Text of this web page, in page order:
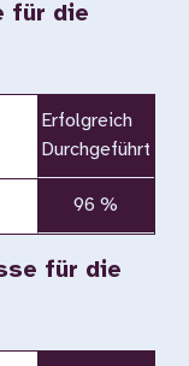
für die
Erfolgreich
Durchgeführt
96 %
für die